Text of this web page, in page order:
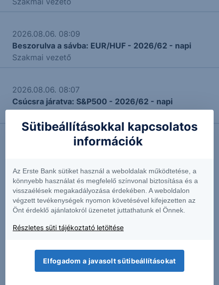
2026.08.06. 08:09
Beszorulva a sávba: EUR/HUF - 2026/62 - napi
Szakmai vezető
2026.08.06. 08:07
Csúcsra járatva: S&P500 - 2026/62 - napi
Szakmai vezető
Kapcsolódó termékek
Sütibeállításokkal kapcsolatos
információk
Az Erste Bank sütiket használ a weboldalak működtetése, a
könnyebb használat és megfelelő színvonal biztosítása és a
visszaélések megakadályozása érdekében. A weboldalon
végzett tevékenységek nyomon követésével kifejezetten az
Önt érdeklő ajánlatokról üzenetet juttathatunk el Önnek.
Részletes süti tájékoztató letöltése
Elfogadom a javasolt sütibeállításokat